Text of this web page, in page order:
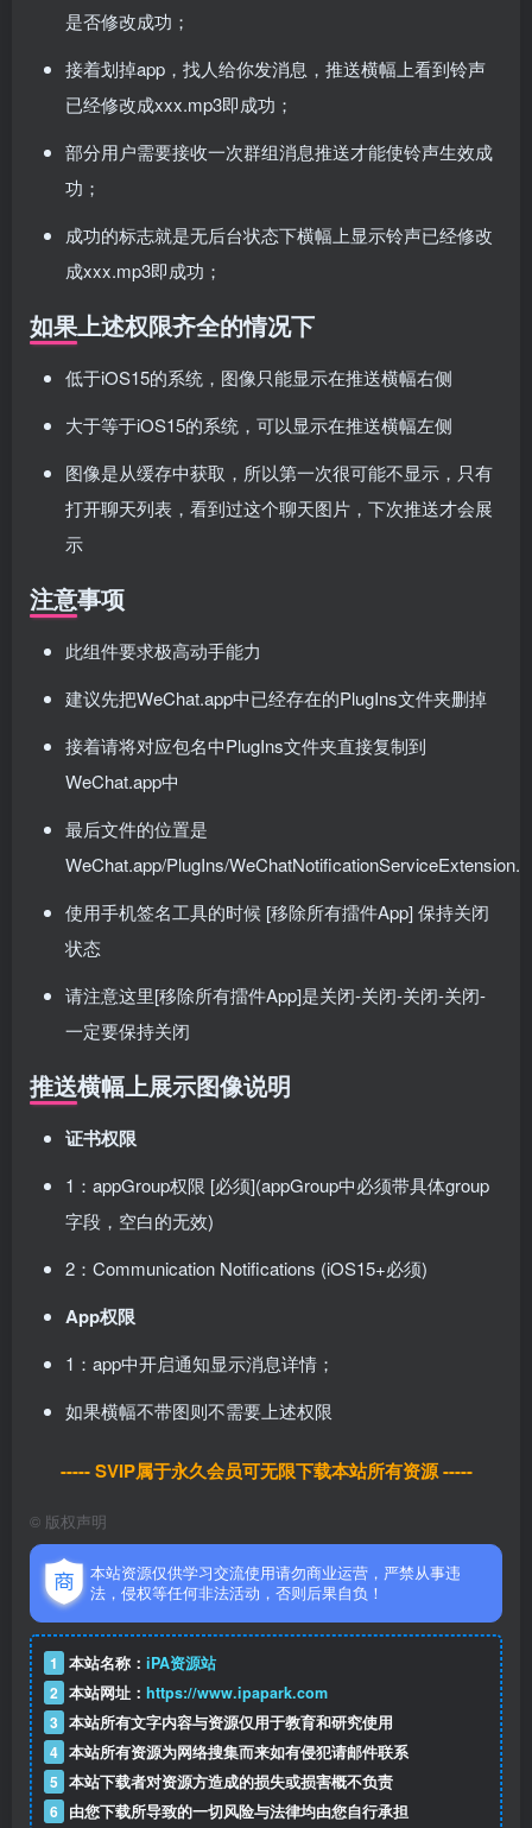
是否修改成功；
接着划掉app，找人给你发消息，推送横幅上看到铃声
已经修改成xxx.mp3即成功；
部分用户需要接收一次群组消息推送才能使铃声生效成
功；
成功的标志就是无后台状态下横幅上显示铃声已经修改
成xxx.mp3即成功；
如果上述权限齐全的情况下
低于iOS15的系统，图像只能显示在推送横幅右侧
大于等于iOS15的系统，可以显示在推送横幅左侧
图像是从缓存中获取，所以第一次很可能不显示，只有
打开聊天列表，看到过这个聊天图片，下次推送才会展
示
注意事项
此组件要求极高动手能力
建议先把WeChat.app中已经存在的PlugIns文件夹删掉
接着请将对应包名中PlugIns文件夹直接复制到
WeChat.app中
最后文件的位置是
WeChat.app/PlugIns/
使用手机签名工具的时候 [移除所有擂件App] 保持关闭
状态
请注意这里[移除所有擂件App]是关闭-关闭-关闭-关闭-
一定要保持关闭
推送横幅上展示图像说明
证书权限
1：appGroup权限 [必须](appGroup中必须带具体group
字段，空白的无效)
2：Communication Notifications (iOS15+必须)
App权限
1：app中开启通知显示消息详情；
如果横幅不带图则不需要上述权限
----- SVIP属于永久会员可无限下载本站所有资源 -----
© 版权声明
本站资源仅供学习交流使用请勿商业运营，严禁从事违
法，侵权等任何非法活动，否则后果自负！
1 本站名称： iPA资源站
2 本站网址： https://www.ipapark.com
3 本站所有文字内容与资源仅用于教育和研究使用
4 本站所有资源为网络搜集而来如有侵犯请邮件联系
5 本站下载者对资源方造成的损失或损害概不负责
6 由您下载所导致的一切风险与法律均由您自行承担